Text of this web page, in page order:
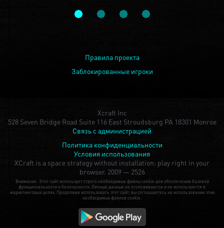
Правила проекта
Заблокированные игроки
Xcraft Inc
528 Seven Bridge Road Suite 116 East Stroudsburg PA 18301 Monroe
Связь с администрацией
Политика конфиденциальности
Условия использования
XCraft is a space strategy without installation: play right in your
browser. 2009 — 2526
Внимание: Этот сайт использует строго необходимые файлы cookie для обеспечения базовой
функциональности и безопасности. Личные данные не отслеживаются и не используются в
маркетинговых целях. Продолжая использовать этот сайт, вы соглашаетесь на использование этих
необходимых файлов cookie.